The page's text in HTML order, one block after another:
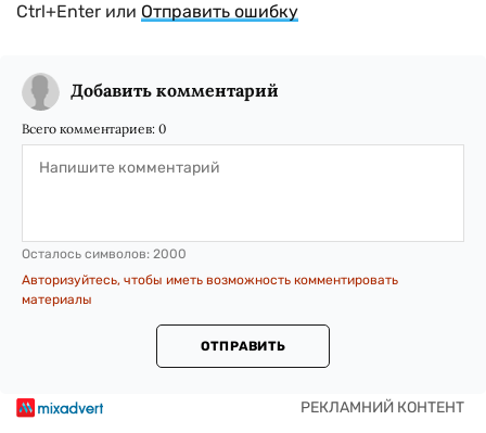
Ctrl+Enter или Отправить ошибку
Добавить комментарий
Всего комментариев: 0
Осталось символов: 2000
Авторизуйтесь, чтобы иметь возможность комментировать
материалы
ОТПРАВИТЬ